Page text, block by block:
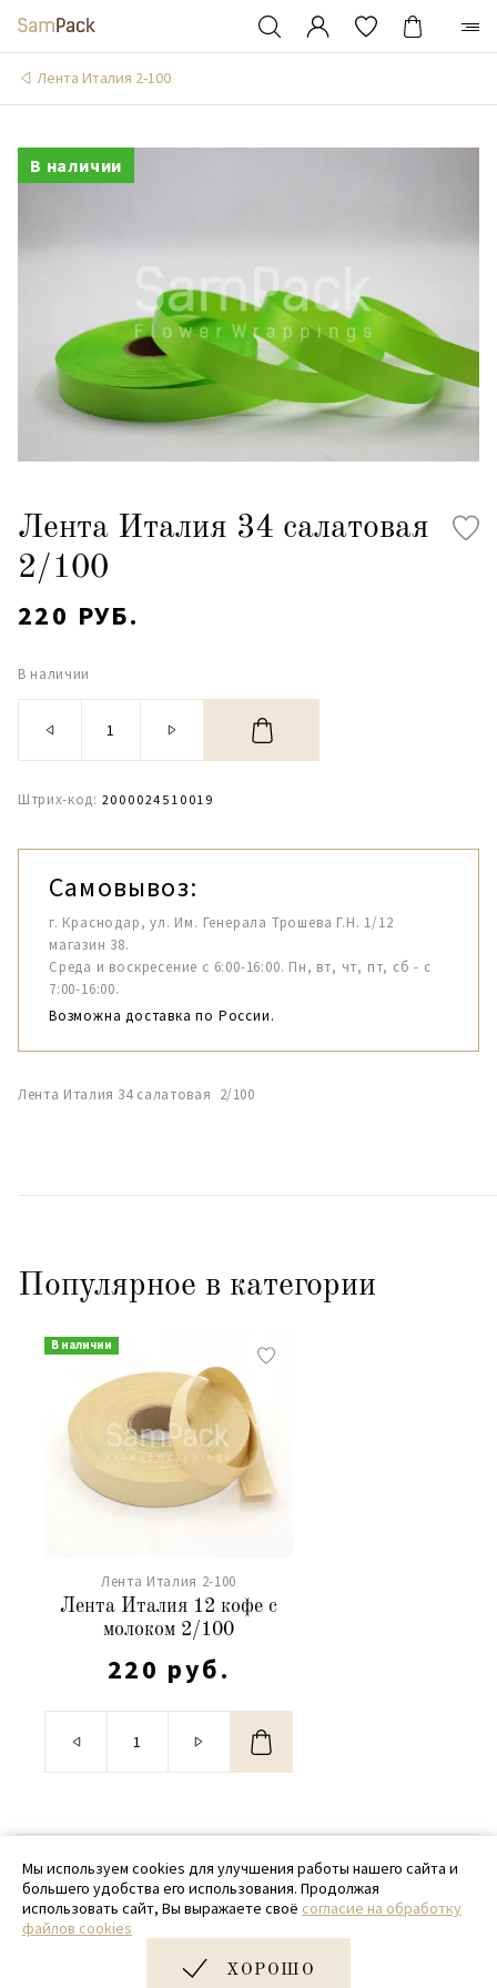
Лента Италия 2-100
В наличии
Лента Италия 34 салатовая
2/100
220 РУБ.
В наличии
Штрих-код: 2000024510019
Самовывоз:
г. Краснодар, ул. Им. Генерала Трошева Г.Н. 1/12
магазин 38.
Среда и воскресение с 6:00-16:00. Пн, вт, чт, пт, сб - с
7:00-16:00.
Возможна доставка по России.
Лента Италия 34 салатовая 2/100
Популярное в категории
В наличии
Лента Италия 2-100
Лента Италия 12 кофе с
молоком 2/100
220 руб.
© 2020 - 2026 SamPack
+ 7 (918) 699-97-87
zakaz@sampack.store
Дизайн и разработка сайта
Мы используем cookies для улучшения работы нашего сайта и
большего удобства его использования. Продолжая
использовать сайт, Вы выражаете своё согласие на обработку
файлов cookies
ХОРОШО